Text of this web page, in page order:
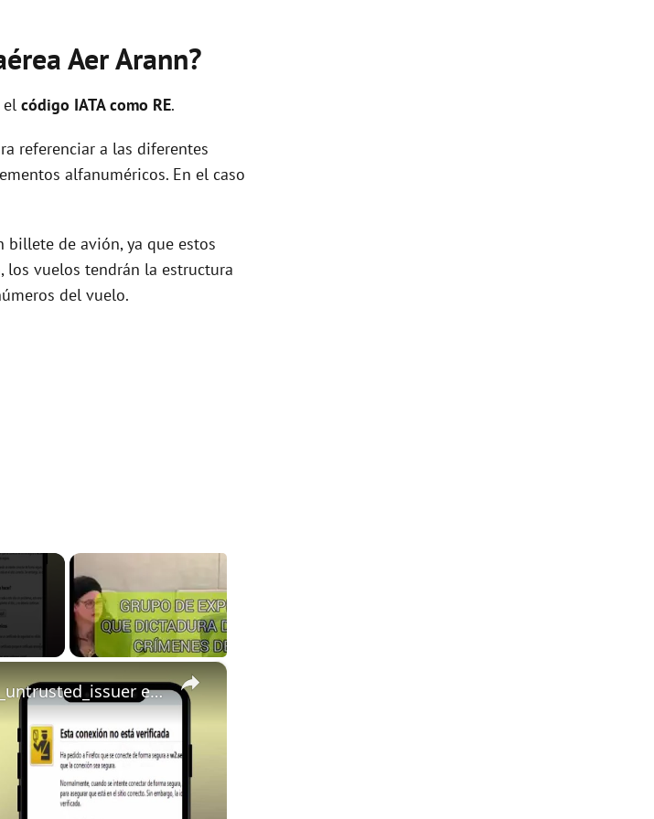
Aer Arann?
el código IATA como RE.
referenciar a las diferentes
alfanuméricos. En el caso
billete de avión, ya que estos
los vuelos tendrán la estructura
del vuelo.
×
Cómo solucionar sec_error_unknown_issuer sec_error_untrusted_issuer en FIREFOX